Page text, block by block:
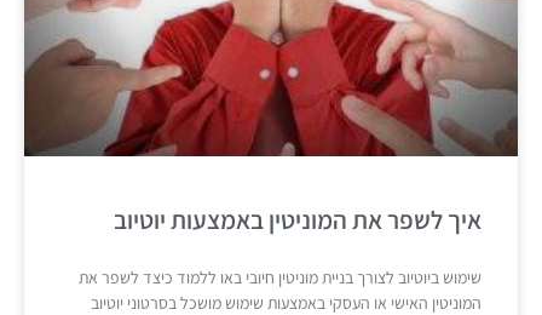
איך לשפר את המוניטין באמצעות יוטיוב
שימוש ביוטיוב לצורך בניית מוניטין חיובי באו ללמוד כיצד לשפר את
המוניטין האישי או העסקי באמצעות שימוש מושכל בסרטוני יוטיוב